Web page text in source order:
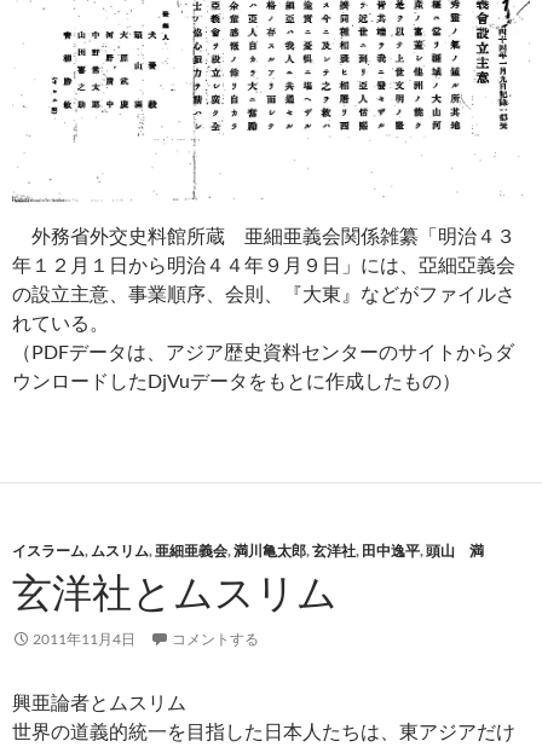
外務省外交史料館所蔵 亜細亜義会関係雑纂「明治４３
年１２月１日から明治４４年９月９日」には、亞細亞義会
の設立主意、事業順序、会則、『大東』などがファイルさ
れている。
（PDFデータは、アジア歴史資料センターのサイトからダ
ウンロードしたDjVuデータをもとに作成したもの）
イスラーム,ムスリム,亜細亜義会,満川亀太郎,玄洋社, 田中逸平,頭山 満
玄洋社とムスリム
2011年11月4日 コメントする
興亜論者とムスリム
世界の道義的統一を目指した日本人たちは、東アジアだけ